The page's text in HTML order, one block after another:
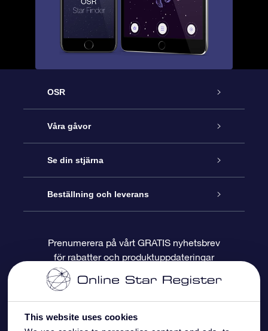
This website uses cookies
OSR
Kundtjänst
Kontakta oss
Blogg
Recensioner
Våra gåvor
Online-Stjärngåva
OSR Gåvopaket
OSR Presentkort
Företagspresenter
Se din stjärna
Stjärnregiste
Personlig Stjärnsida
One Million Stars
OSR Starsaver
Beställning och leverans
Betalningsinformation
Returpolicy
Prenumerera på vårt GRATIS nyhetsbrev
för rabatter och produktuppdateringar